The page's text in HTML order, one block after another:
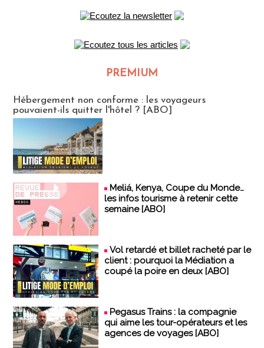
PREMIUM
Hébergement non conforme : les voyageurs
pouvaient-ils quitter l'hôtel ? [ABO]
Meliá, Kenya, Coupe du Monde…
les infos tourisme à retenir cette
semaine [ABO]
Vol retardé et billet racheté par le
client : pourquoi la Médiation a
coupé la poire en deux [ABO]
Pegasus Trains : la compagnie
qui aime les tour-opérateurs et les
agences de voyages [ABO]